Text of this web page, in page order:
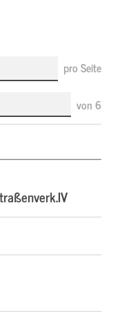
pro Seite
von6